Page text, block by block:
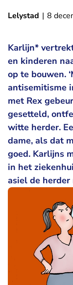
Lelystad | 8
Karlijn*
en kinderen
op te bouwen.
antisemitisme
met Rex
gesetteld,
witte herder.
dame, als dat
goed. Karlijns
in het
asiel de